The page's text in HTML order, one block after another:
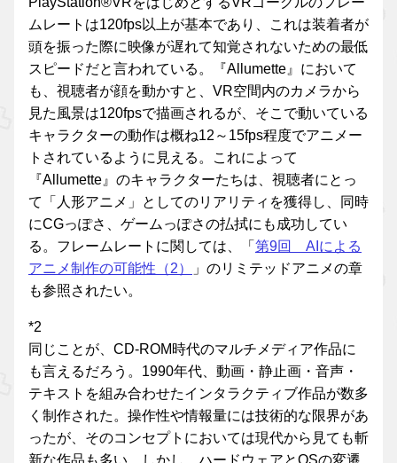
ムレートは120fps以上が基本であり、これは装着者が
頭を振った際に映像が遅れて知覚されないための最低
スピードだと言われている。『Allumette』において
も、視聴者が顔を動かすと、VR空間内のカメラから
見た風景は120fpsで描画されるが、そこで動いている
キャラクターの動作は概ね12～15fps程度でアニメー
トされているように見える。これによって
『Allumette』のキャラクターたちは、視聴者にとっ
て「人形アニメ」としてのリアリティを獲得し、同時
にCGっぽさ、ゲームっぽさの払拭にも成功してい
る。フレームレートに関しては、「 第9回 AIによる
アニメ制作の可能性（2）
」のリミテッドアニメの章
も参照されたい。
*2
同じことが、CD-ROM時代のマルチメディア作品に
も言えるだろう。1990年代、動画・静止画・音声・
テキストを組み合わせたインタラクティブ作品が数多
く制作された。操作性や情報量には技術的な限界があ
ったが、そのコンセプトにおいては現代から見ても斬
新な作品も多い。しかし、ハードウェアとOSの変遷